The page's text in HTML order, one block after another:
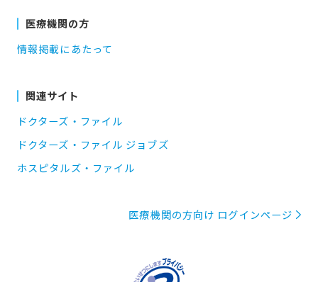
医療機関の方
情報掲載にあたって
関連サイト
ドクターズ・ファイル
ドクターズ・ファイル ジョブズ
ホスピタルズ・ファイル
医療機関の方向け ログインページ